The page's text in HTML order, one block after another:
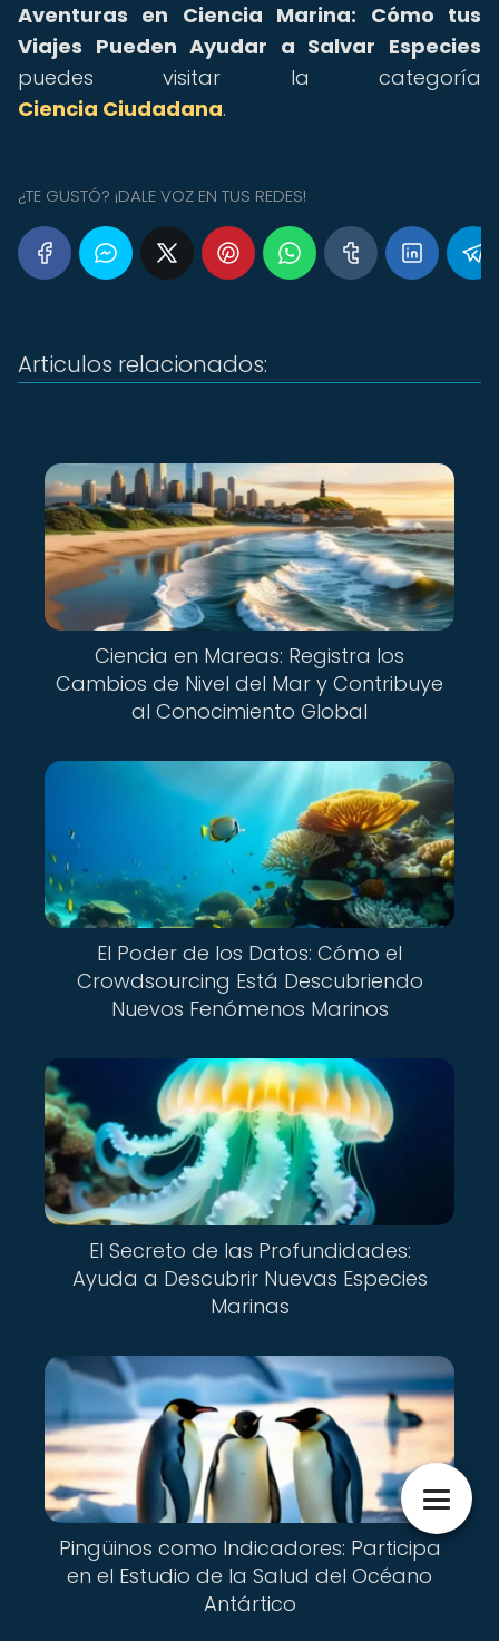
Aventuras en Ciencia Marina: Cómo tus
Viajes Pueden Ayudar a Salvar Especies
puedes visitar la categoría
Ciencia Ciudadana.
¿TE GUSTÓ? ¡DALE VOZ EN TUS REDES!
Articulos relacionados:
Ciencia en Mareas: Registra los
Cambios de Nivel del Mar y Contribuye
al Conocimiento Global
El Poder de los Datos: Cómo el
Crowdsourcing Está Descubriendo
Nuevos Fenómenos Marinos
El Secreto de las Profundidades:
Ayuda a Descubrir Nuevas Especies
Marinas
Pingüinos como Indicadores: Participa
en el Estudio de la Salud del Océano
Antártico